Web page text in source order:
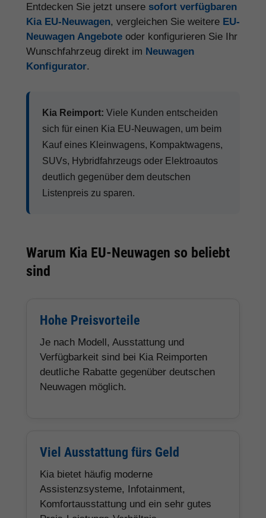
Entdecken Sie jetzt unsere sofort verfügbaren
Kia EU-Neuwagen, vergleichen Sie weitere EU-
Neuwagen Angebote oder konfigurieren Sie Ihr
Wunschfahrzeug direkt im Neuwagen
Konfigurator.
Kia Reimport: Viele Kunden entscheiden
sich für einen Kia EU-Neuwagen, um beim
Kauf eines Kleinwagens, Kompaktwagens,
SUVs, Hybridfahrzeugs oder Elektroautos
deutlich gegenüber dem deutschen
Listenpreis zu sparen.
Warum Kia EU-Neuwagen so beliebt
sind
Hohe Preisvorteile
Je nach Modell, Ausstattung und
Verfügbarkeit sind bei Kia Reimporten
deutliche Rabatte gegenüber deutschen
Neuwagen möglich.
Viel Ausstattung fürs Geld
Kia bietet häufig moderne
Assistenzsysteme, Infotainment,
Komfortausstattung und ein sehr gutes